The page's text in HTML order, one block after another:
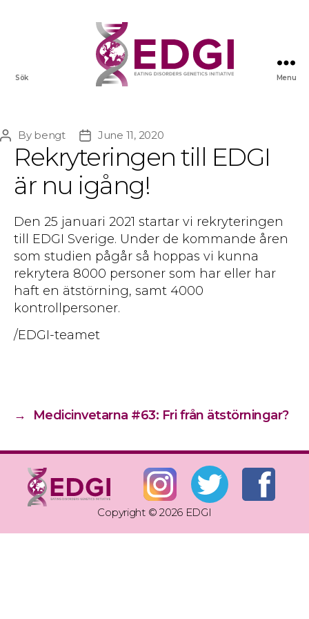
Sök Menu
Post
author
By bengt
Post
date
June 11, 2020
Rekryteringen till EDGI
är nu igång!
Den 25 januari 2021 startar vi rekryteringen
till EDGI Sverige. Under de kommande åren
som studien pågår så hoppas vi kunna
rekrytera 8000 personer som har eller har
haft en ätstörning, samt 4000
kontrollpersoner.
/EDGI-teamet
→ Medicinvetarna #63: Fri från ätstörningar?
Copyright © 2026 EDGI